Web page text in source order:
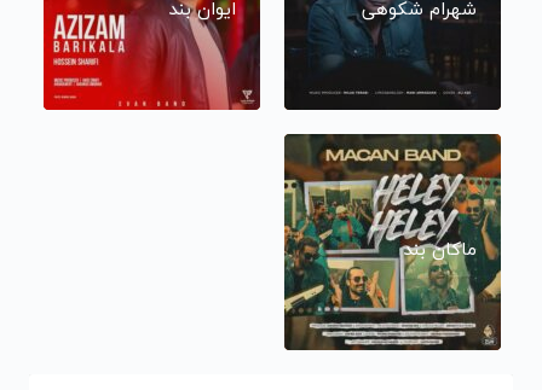
شهرام شکوهی ایوان بند
ماکان بند